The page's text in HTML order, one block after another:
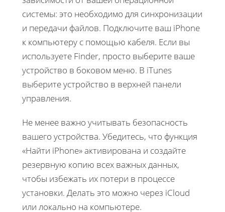
системы: это необходимо для синхронизации
и передачи файлов. Подключите ваш iPhone
к компьютеру с помощью кабеля. Если вы
используете Finder, просто выберите ваше
устройство в боковом меню. В iTunes
выберите устройство в верхней панели
управления.
Не менее важно учитывать безопасность
вашего устройства. Убедитесь, что функция
«Найти iPhone» активирована и создайте
резервную копию всех важных данных,
чтобы избежать их потери в процессе
установки. Делать это можно через iCloud
или локально на компьютере.